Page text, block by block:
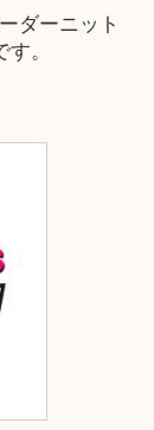
ダーニット
。